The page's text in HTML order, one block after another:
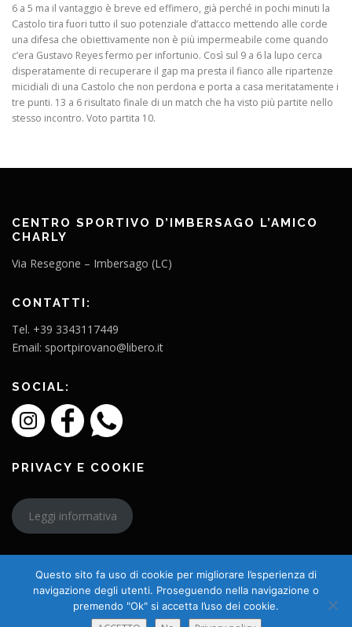
6 a 5 ma il vantaggio è breve ed effimero, già perché in pochi minuti la
Castolo tira fuori tutto il suo potenziale d’attacco mettendo alle corde
una difesa che obiettivamente non è più impermeabile come quando
c’era Gustavo Reyes fermo per infortunio. Così sul 9 a 6 la lupo cerca
disperatamente di recuperare il gap ma presta il fianco alle ripartenze
micidiali di una Castolo che non perdona e porta a casa meritatamente i
tre punti. 13 a 6 risultato finale di un match che ha visto più partite nello
stesso incontro. Voto partita 10.
CENTRO SPORTIVO D’IMBERSAGO L’AMICO
CHARLY
Via Resegone – Imbersago (LC)
CONTATTI:
Tel. +39 3343117449
Email: sportpirovano@libero.it
SOCIAL:
PRIVACY E COOKIE
Leggi informativa
Copyright © 2026 L'Amico Charly
Questo sito fa uso di cookie per migliorare l’esperienza di
navigazione degli utenti. Proseguendo nella navigazione o
premendo "Ok" si accetta l’uso dei cookie.